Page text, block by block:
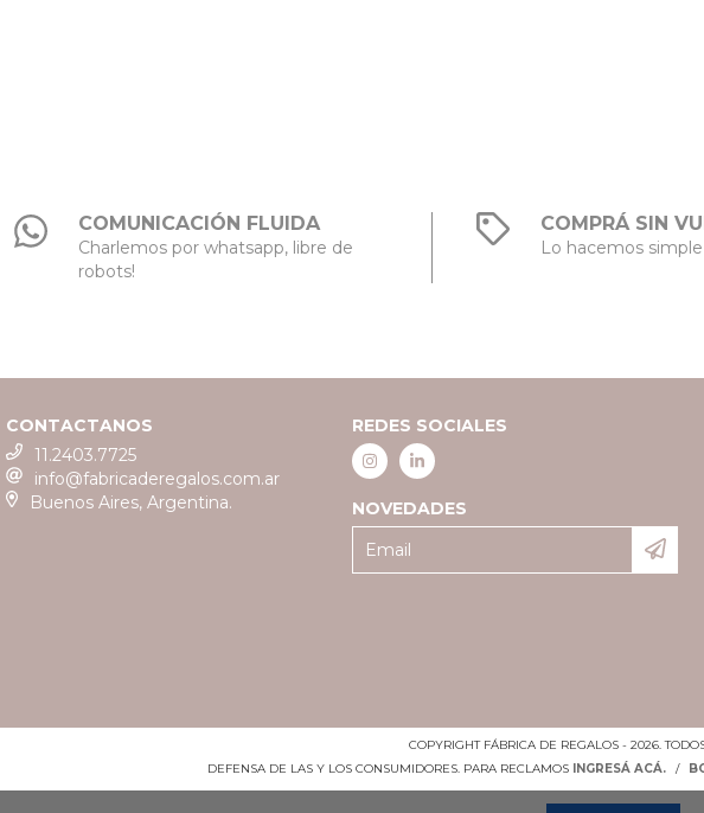
COMUNICACIÓN FLUIDA
Charlemos por whatsapp, libre de
robots!
COMPRÁ SIN
Lo hacemos simple
CONTACTANOS
11.2403.7725
info@fabricaderegalos.com.ar
Buenos Aires, Argentina.
REDES SOCIALES
NOVEDADES
COPYRIGHT FÁBRICA DE REGALOS - 2026.
DEFENSA DE LAS Y LOS CONSUMIDORES. PARA RECLAMOS INGRESÁ ACÁ. /